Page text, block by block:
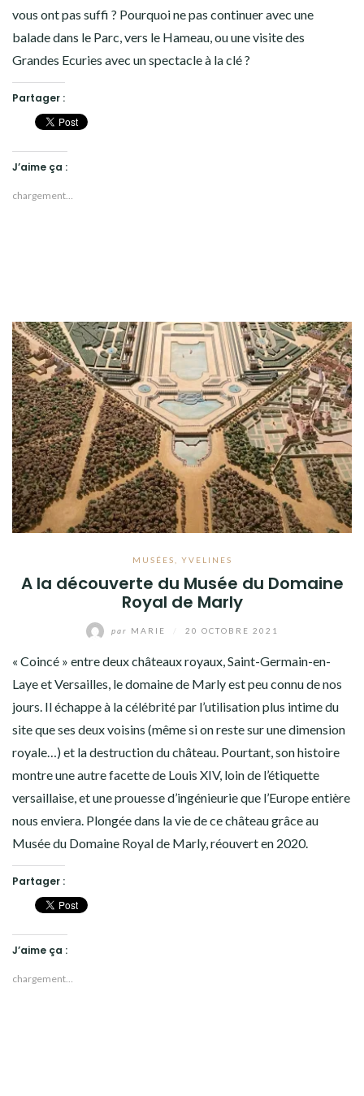
vous ont pas suffi ? Pourquoi ne pas continuer avec une
balade dans le Parc, vers le Hameau, ou une visite des
Grandes Ecuries avec un spectacle à la clé ?
Partager :
J’aime ça :
chargement…
MUSÉES YVELINES
A la découverte du Musée du Domaine
Royal de Marly
par MARIE 20 OCTOBRE 2021
« Coincé » entre deux châteaux royaux, Saint-Germain-en-
Laye et Versailles, le domaine de Marly est peu connu de nos
jours. Il échappe à la célébrité par l’utilisation plus intime du
site que ses deux voisins (même si on reste sur une dimension
royale…) et la destruction du château. Pourtant, son histoire
montre une autre facette de Louis XIV, loin de l’étiquette
versaillaise, et une prouesse d’ingénieurie que l’Europe entière
nous enviera. Plongée dans la vie de ce château grâce au
Musée du Domaine Royal de Marly, réouvert en 2020.
Partager :
J’aime ça :
chargement…